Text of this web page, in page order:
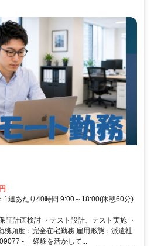
1週あたり40時間 9:00～18:00(休憩60分)
証計画検討 ・テスト設計、テスト実施 ・
務頻度：完全在宅勤務 雇用形態：派遣社
- 「経験を活かして...